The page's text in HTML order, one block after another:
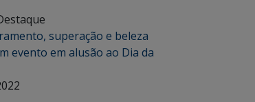
superação e beleza
evento em alusão ao Dia da